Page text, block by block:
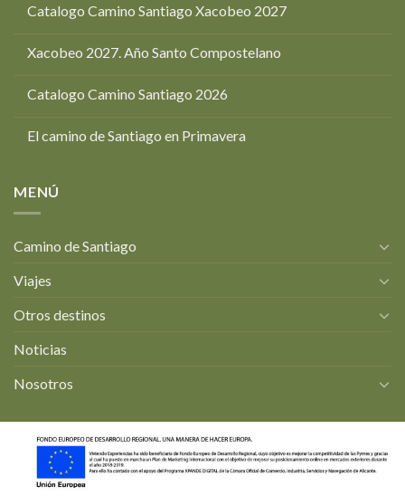
Catalogo Camino Santiago Xacobeo 2027
Xacobeo 2027. Año Santo Compostelano
Catalogo Camino Santiago 2026
El camino de Santiago en Primavera
MENÚ
Camino de Santiago
Viajes
Otros destinos
Noticias
Nosotros